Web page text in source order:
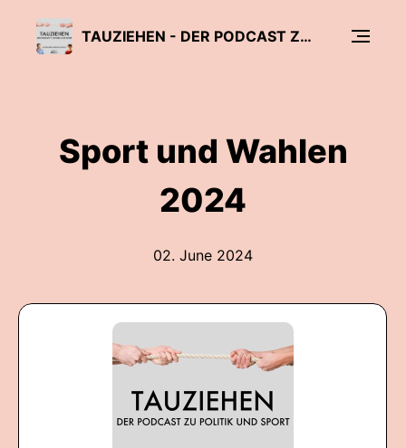
TAUZIEHEN - DER PODCAST ZU POLITIK UND SPORT!
Sport und Wahlen
2024
02. June 2024